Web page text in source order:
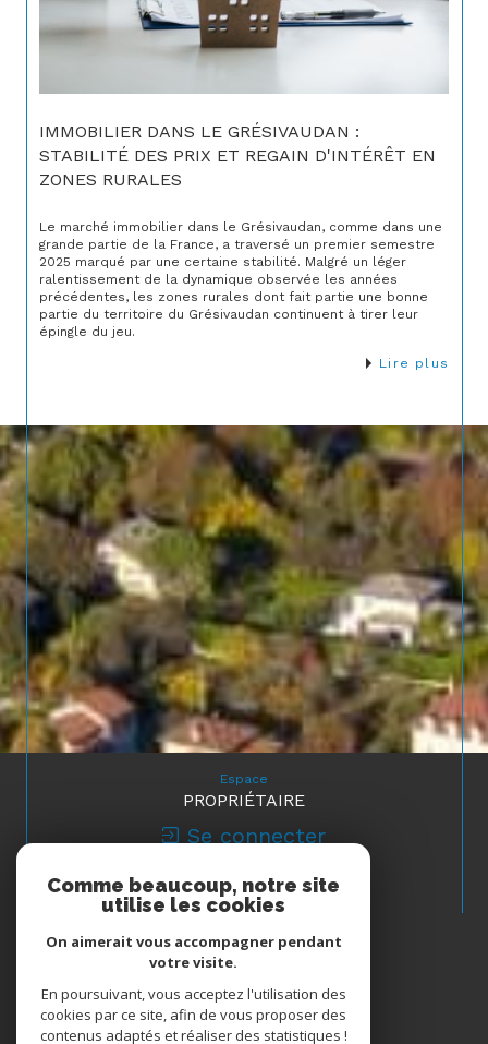
IMMOBILIER DANS LE GRÉSIVAUDAN :
STABILITÉ DES PRIX ET REGAIN D'INTÉRÊT EN
ZONES RURALES
Le marché immobilier dans le Grésivaudan, comme dans une
grande partie de la France, a traversé un premier semestre
2025 marqué par une certaine stabilité. Malgré un léger
ralentissement de la dynamique observée les années
précédentes, les zones rurales dont fait partie une bonne
partie du territoire du Grésivaudan continuent à tirer leur
épingle du jeu.
Lire plus
Espace
PROPRIÉTAIRE
Se connecter
Nous
ADHÉRONS
Comme beaucoup, notre site
utilise les cookies
On aimerait vous accompagner pendant
votre visite.
En poursuivant, vous acceptez l'utilisation des
cookies par ce site, afin de vous proposer des
contenus adaptés et réaliser des statistiques !